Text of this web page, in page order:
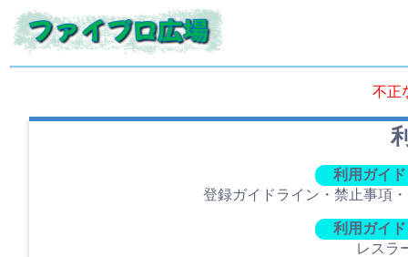
不正
利用ガイド
登録ガイドライン・禁止事項
利用ガイド
レスラ